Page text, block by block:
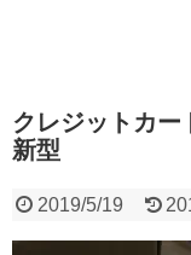
クレジットカ
新型
2019/5/19